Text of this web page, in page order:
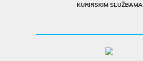
KURIRSKIM SLUŽBAMA